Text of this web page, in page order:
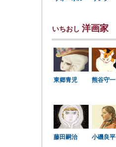
いちおし 洋画家
東郷青児 熊谷守一
藤田嗣治 小磯良平